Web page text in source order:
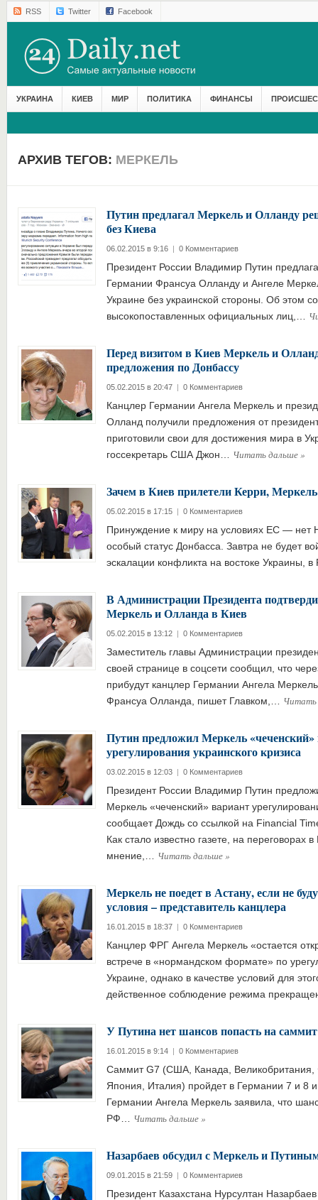
RSS Twitter Facebook
УКРАИНА КИЕВ МИР ПОЛИТИКА ФИНАНСЫ
АРХИВ ТЕГОВ: МЕРКЕЛЬ
Путин предлагал Меркель и Олланду
без Киева
06.02.2015 в 9:16 | 0 Комментариев
Президент России Владимир Путин
Германии Франсуа Олланду и Ангеле
Украине без украинской стороны. Об этом
высокопоставленных официальных лиц,…
Перед визитом в Киев Меркель и
предложения по Донбассу
05.02.2015 в 20:47 | 0 Комментариев
Канцлер Германии Ангела Меркель и
Олланд получили предложения от
приготовили свои для достижения мира в
госсекретарь США Джон… Читать дальше»
Зачем в Киев прилетели Керри,
05.02.2015 в 17:15 | 0 Комментариев
Принуждение к миру на условиях ЕС — нет
особый статус Донбасса. Завтра не будет
эскалации конфликта на востоке Украины,
В Администрации Президента
Меркель и Олланда в Киев
05.02.2015 в 13:12 | 0 Комментариев
Заместитель главы Администрации
своей странице в соцсети сообщил, что
прибудут канцлер Германии Ангела
Франсуа Олланда, пишет Главком,…
Путин предложил Меркель «чеченский»
урегулирования украинского кризиса
03.02.2015 в 12:03 | 0 Комментариев
Президент России Владимир Путин
Меркель «чеченский» вариант
сообщает Дождь со ссылкой на Financial
Как стало известно газете, на переговорах
мнение,… Читать дальше»
Меркель не поедет в Астану, если не
условия – представитель канцлера
16.01.2015 в 18:37 | 0 Комментариев
Канцлер ФРГ Ангела Меркель «остается
встрече в «нормандском формате» по
Украине, однако в качестве условий для
действенное соблюдение режима
У Путина нет шансов попасть на
16.01.2015 в 9:14 | 0 Комментариев
Саммит G7 (США, Канада,
Япония, Италия) пройдет в Германии 7 и 8
Германии Ангела Меркель заявила, что
РФ… Читать дальше»
Назарбаев обсудил с Меркель и
09.01.2015 в 21:59 | 0 Комментариев
Президент Казахстана Нурсултан